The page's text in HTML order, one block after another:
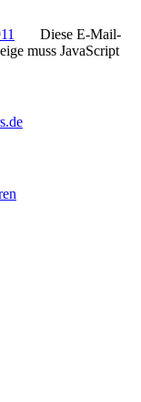
Diese E-Mail-
muss JavaScript